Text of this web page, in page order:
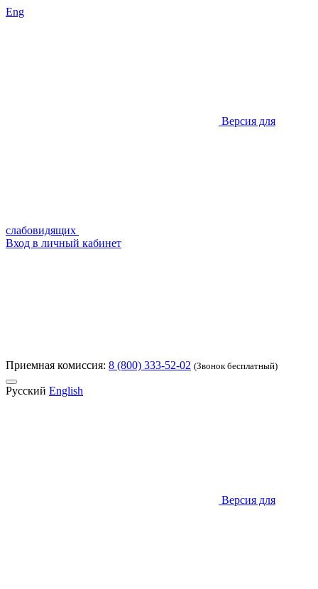
Eng
Версия для
слабовидящих
Вход в личный кабинет
Приемная комиссия: 8 (800) 333-52-02 (Звонок бесплатный)
Русский English
Версия для